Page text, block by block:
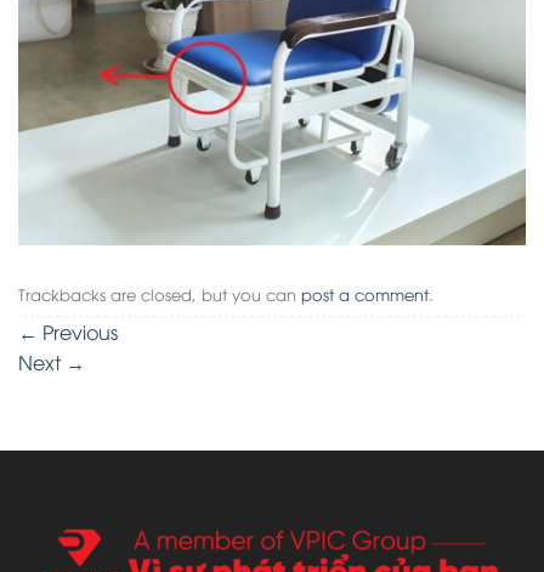
Trackbacks are closed, but you can post a comment.
← Previous
Next →